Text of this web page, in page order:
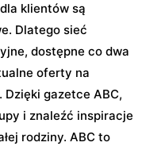
klientów są
Dlatego sieć
dostępne co dwa
oferty na
Dzięki gazetce ABC,
i znaleźć inspiracje
rodziny. ABC to